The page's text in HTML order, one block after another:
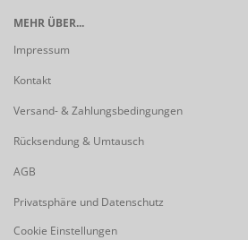
MEHR ÜBER...
Impressum
Kontakt
Versand- & Zahlungsbedingungen
Rücksendung & Umtausch
AGB
Privatsphäre und Datenschutz
Cookie Einstellungen